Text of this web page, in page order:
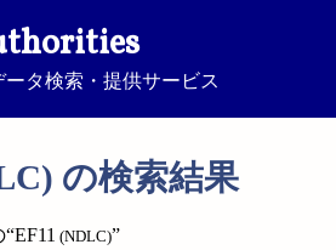
タ検索・提供サービス
の検索結果
(NDLC)”